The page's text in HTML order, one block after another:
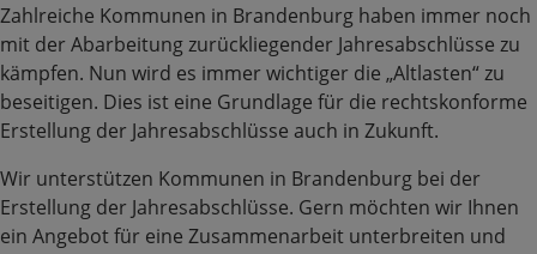
Zahlreiche Kommunen in Brandenburg haben immer noch
mit der Abarbeitung zurückliegender Jahresabschlüsse zu
kämpfen. Nun wird es immer wichtiger die „Altlasten“ zu
beseitigen. Dies ist eine Grundlage für die rechtskonforme
Erstellung der Jahresabschlüsse auch in Zukunft.
Wir unterstützen Kommunen in Brandenburg bei der
Erstellung der Jahresabschlüsse. Gern möchten wir Ihnen
ein Angebot für eine Zusammenarbeit unterbreiten und